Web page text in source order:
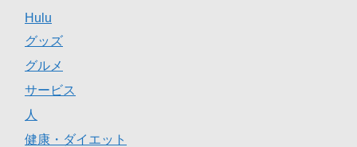
Hulu
グッズ
グルメ
サービス
人
健康・ダイエット